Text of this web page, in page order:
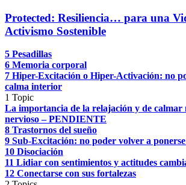
Protected: Resiliencia… para una
Activismo Sostenible
5 Pesadillas
6 Memoria corporal
7 Hiper-Excitación o Hiper-Activación: no
calma interior
1 Topic
La importancia de la relajación y de calmar
nervioso – PENDIENTE
8 Trastornos del sueño
9 Sub-Excitación: no poder volver a
10 Disociación
11 Lidiar con sentimientos y actitudes
12 Conectarse con sus fortalezas